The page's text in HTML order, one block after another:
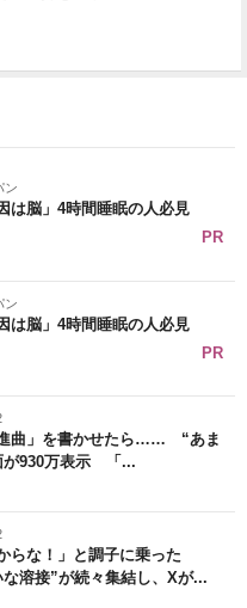
ン
は脳」4時間睡眠の人必見
PR
ン
は脳」4時間睡眠の人必見
PR
曲」を書かせたら…… “あま
が930万表示 「...
らな！」と調子に乗った
接”が続々集結し、Xが...